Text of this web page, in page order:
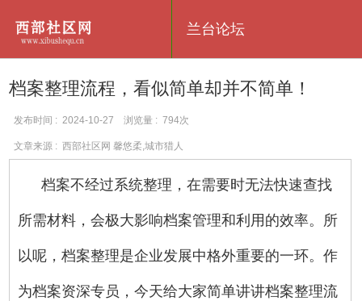
兰台论坛
档案整理流程，看似简单却并不简单！
发布时间 : 2024-10-27 浏览量 : 794次
文章来源 : 西部社区网 馨悠柔,城市猎人
档案不经过系统整理，在需要时无法快速查找
所需材料，会极大影响档案管理和利用的效率。所
以呢，档案整理是企业发展中格外重要的一环。作
为档案资深专员，今天给大家简单讲讲档案整理流